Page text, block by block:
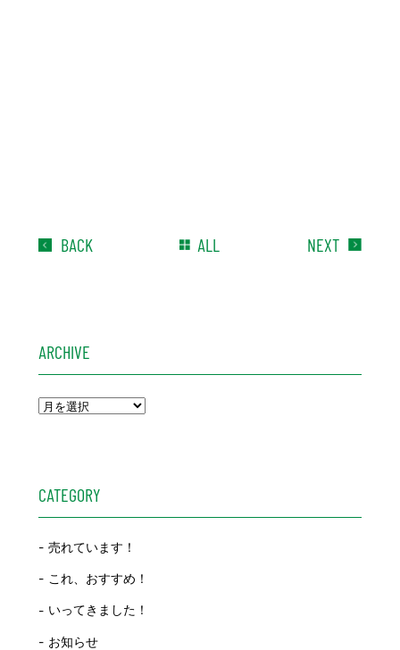
BACK ALL NEXT
ARCHIVE
CATEGORY
売れています！
これ、おすすめ！
いってきました！
お知らせ